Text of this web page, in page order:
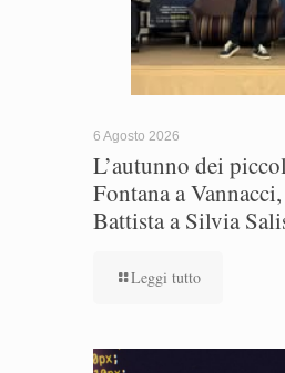
6 Agosto 2026
L’autunno dei
Fontana a
Battista a Silvia
Leggi tutto